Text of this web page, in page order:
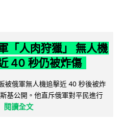
「人肉狩獵」 無人機
40 秒仍被炸傷
被俄軍無人機追擊近 40 秒後被炸
基公開。他直斥俄軍對平民進行
閱讀全文